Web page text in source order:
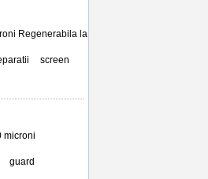
Regenerabila la
screen
microni
guard